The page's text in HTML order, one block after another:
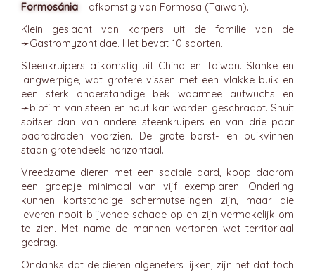
Formosánia = afkomstig van Formosa (Taiwan).
Klein geslacht van karpers uit de familie van de
➛Gastromyzontidae. Het bevat 10 soorten.
Steenkruipers afkomstig uit China en Taiwan. Slanke en
langwerpige, wat grotere vissen met een vlakke buik en
een sterk onderstandige bek waarmee aufwuchs en
➛biofilm van steen en hout kan worden geschraapt. Snuit
spitser dan van andere steenkruipers en van drie paar
baarddraden voorzien. De grote borst- en buikvinnen
staan grotendeels horizontaal.
Vreedzame dieren met een sociale aard, koop daarom
een groepje minimaal van vijf exemplaren. Onderling
kunnen kortstondige schermutselingen zijn, maar die
leveren nooit blijvende schade op en zijn vermakelijk om
te zien. Met name de mannen vertonen wat territoriaal
gedrag.
Ondanks dat de dieren algeneters lijken, zijn het dat toch